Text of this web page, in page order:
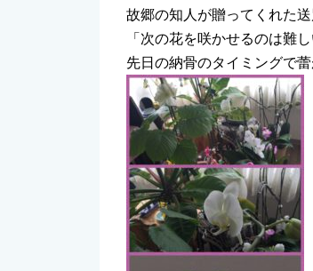
故郷の知人が贈ってくれた送
「次の花を咲かせるのは難
先日の納骨のタイミングで